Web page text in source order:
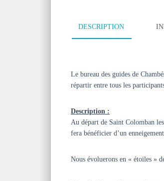
DESCRIPTION
Le bureau des guides de
répartir entre tous les
Description :
Au départ de Saint Colomban
fera bénéficier d’un
Nous évoluerons en « étoiles »